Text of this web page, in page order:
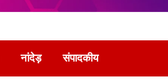
नांदेड़ संपादकीय